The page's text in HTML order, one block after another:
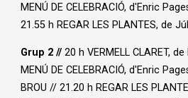
MENÚ DE CELEBRACIÓ, d'Enric
21.55 h REGAR LES PLANTES, de
Grup 2 // 20 h VERMELL CLARET,
MENÚ DE CELEBRACIÓ, d'Enric
BROU // 21.20 h REGAR LES